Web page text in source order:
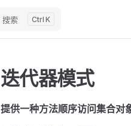
搜索 K
迭代器模式
提供一种方法顺序访问集合对